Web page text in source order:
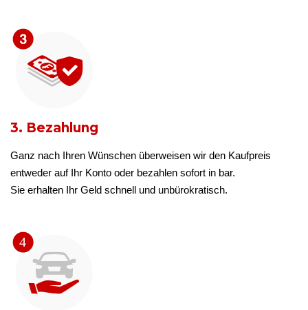
3. Bezahlung
Ganz nach Ihren Wünschen überweisen wir den Kaufpreis
entweder auf Ihr Konto oder bezahlen sofort in bar.
Sie erhalten Ihr Geld schnell und unbürokratisch.